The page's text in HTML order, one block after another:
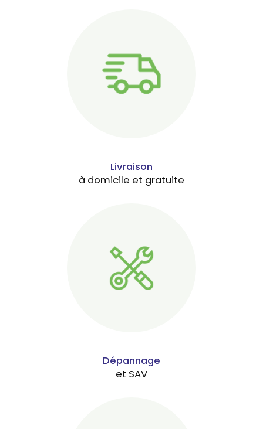
Livraison
à domicile et gratuite
Dépannage
et SAV